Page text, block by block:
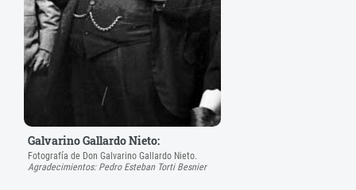
Galvarino Gallardo Nieto:
Fotografía de Don Galvarino Gallardo Nieto.
Agradecimientos: Pedro Esteban Torti Besnier